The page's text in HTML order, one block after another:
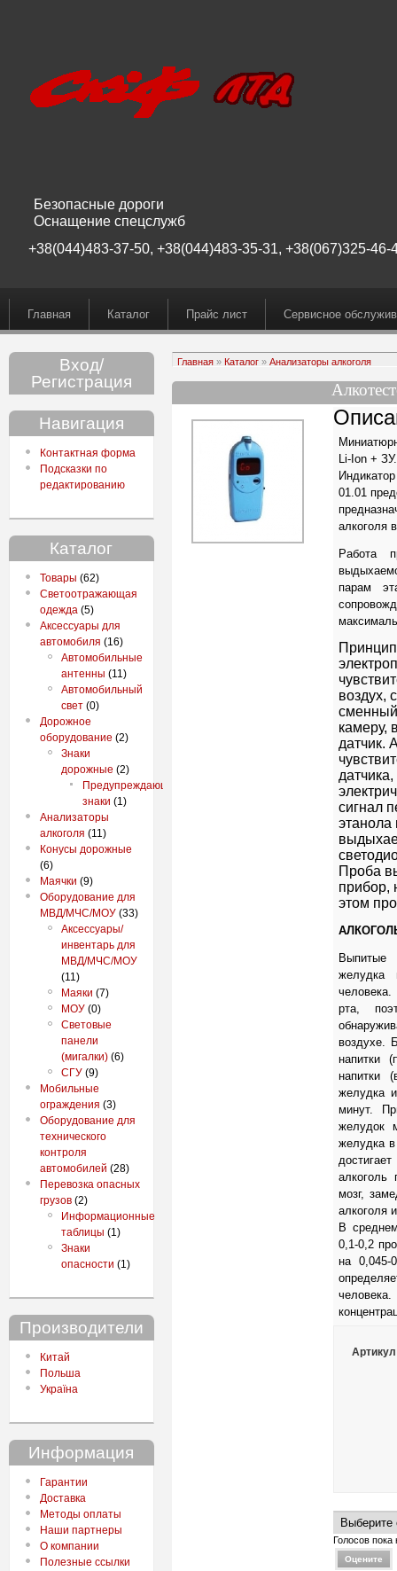
Безопасные дороги
Оснащение спецслужб
+38(044)483-37-50, +38(044)483-35-31, +38(067)325-46-
Главная Каталог Прайс лист Сервисное
Вход/
Регистрация
Навигация
Контактная форма
Подсказки по
редактированию
Каталог
Товары (62)
Светоотражающая
одежда (5)
Аксессуары для
автомобиля (16)
Автомобильные
антенны (11)
Автомобильный
свет (0)
Дорожное
оборудование (2)
Знаки
дорожные (2)
Предупреждающие
знаки (1)
Анализаторы
алкоголя (11)
Конусы дорожные
(6)
Маячки (9)
Оборудование для
МВД/МЧС/МОУ (33)
Аксессуары/
инвентарь для
МВД/МЧС/МОУ
(11)
Маяки (7)
МОУ (0)
Световые
панели
(мигалки) (6)
СГУ (9)
Мобильные
ограждения (3)
Оборудование для
технического
контроля
автомобилей (28)
Перевозка опасных
грузов (2)
Информационные
таблицы (1)
Знаки
опасности (1)
Производители
Китай
Польша
Україна
Информация
Гарантии
Доставка
Методы оплаты
Наши партнеры
О компании
Полезные ссылки
Главная» Каталог» Анализаторы алкоголя
Li-Ion + ЗУ.
01.01
алкоголя
Работа
парам
воздух,
камеру,
датчик.
сигнал
этанола
Проба
прибор,
этом
Выпитые
желудка
человека.
рта,
воздухе.
напитки
напитки
желудка
минут.
желудок
желудка в
алкоголь
мозг,
алкоголя
В
0,1-0,2
на 0,045-
Голосов пока